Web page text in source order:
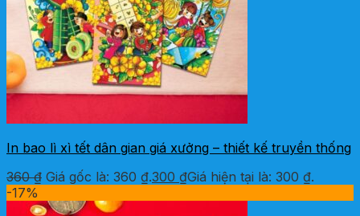
In bao lì xì tết dân gian giá xưởng – thiết kế truyền thống
360₫ Giá gốc là: 360 ₫.300 ₫Giá hiện tại là: 300 ₫.
-17%